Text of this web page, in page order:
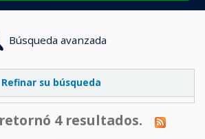
Búsqueda avanzada
Refinar su búsqueda
4 resultados.